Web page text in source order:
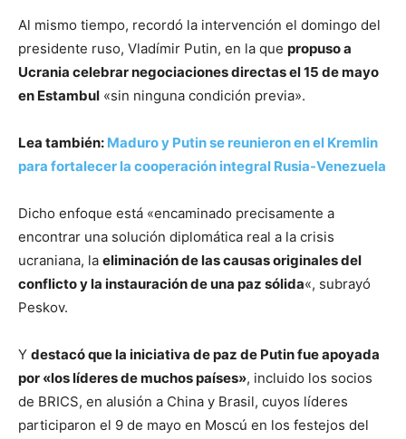
Al mismo tiempo, recordó la intervención el domingo del
presidente ruso, Vladímir Putin, en la que propuso a
Ucrania celebrar negociaciones directas el 15 de mayo
en Estambul «sin ninguna condición previa».
Lea también: Maduro y Putin se reunieron en el Kremlin
para fortalecer la cooperación integral Rusia-Venezuela
Dicho enfoque está «encaminado precisamente a
encontrar una solución diplomática real a la crisis
ucraniana, la eliminación de las causas originales del
conflicto y la instauración de una paz sólida«, subrayó
Peskov.
Y destacó que la iniciativa de paz de Putin fue apoyada
por «los líderes de muchos países», incluido los socios
de BRICS, en alusión a China y Brasil, cuyos líderes
participaron el 9 de mayo en Moscú en los festejos del